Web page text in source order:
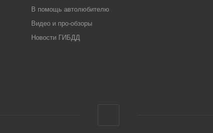
В помощь автолюбителю
Видео и про-обзоры
Новости ГИБДД